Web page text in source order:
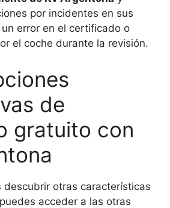
por incidentes en sus
error en el certificado o
el coche durante la revisión.
de
gratuito con
descubrir otras características
acceder a las otras